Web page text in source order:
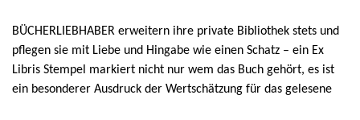
BÜCHERLIEBHABER erweitern ihre private Bibliothek stets und
pflegen sie mit Liebe und Hingabe wie einen Schatz – ein Ex
Libris Stempel markiert nicht nur wem das Buch gehört, es ist
ein besonderer Ausdruck der Wertschätzung für das gelesene